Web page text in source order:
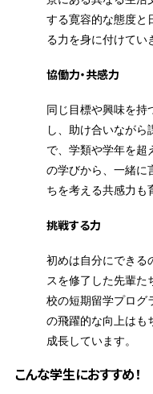
する寛容的な態度と
る力を身に付けてい
協働力・共感力
同じ目標や興味を持
し、助け合いながら
で、学類や学年を超
の学びから、一緒に
ちを考える共感力も
挑戦する力
初めは自分にできる
スを修了した先輩た
校の短期留学プログ
の飛躍的な向上はも
成長しています。
こんな学生におすすめ！